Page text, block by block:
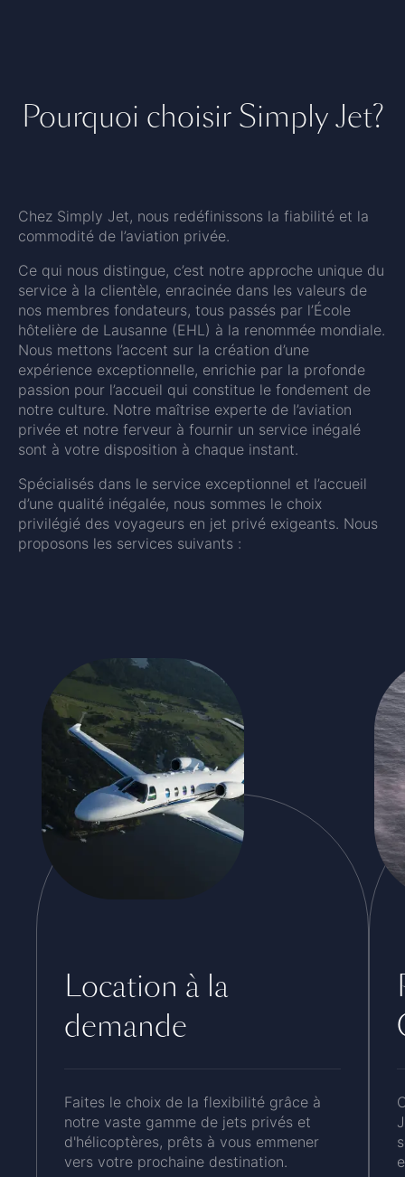
Pourquoi choisir Simply Jet?
Chez Simply Jet, nous redéfinissons la fiabilité et la
commodité de l’aviation privée.
Ce qui nous distingue, c’est notre approche unique du
service à la clientèle, enracinée dans les valeurs de
nos membres fondateurs, tous passés par l’École
hôtelière de Lausanne (EHL) à la renommée mondiale.
Nous mettons l’accent sur la création d’une
expérience exceptionnelle, enrichie par la profonde
passion pour l’accueil qui constitue le fondement de
notre culture. Notre maîtrise experte de l’aviation
privée et notre ferveur à fournir un service inégalé
sont à votre disposition à chaque instant.
Spécialisés dans le service exceptionnel et l’accueil
d’une qualité inégalée, nous sommes le choix
privilégié des voyageurs en jet privé exigeants. Nous
proposons les services suivants :
Location à la
demande
Faites le choix de la flexibilité grâce à
notre vaste gamme de jets privés et
d'hélicoptères, prêts à vous emmener
vers votre prochaine destination.